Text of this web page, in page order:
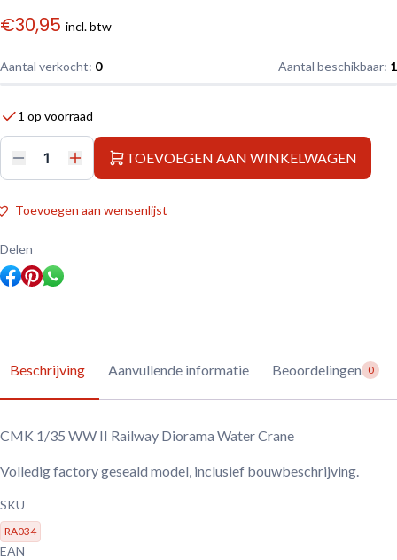
€30,95 incl. btw
Aantal verkocht: 0 Aantal beschikbaar: 1
1 op voorraad
CMK
1/35
II
Railway
Water
Crane
aantal
TOEVOEGEN AAN WINKELWAGEN
Toevoegen aan wensenlijst
Delen
Beschrijving Aanvullende informatie Beoordelingen 0
CMK 1/35 WW II Railway Diorama Water Crane
Volledig factory geseald model, inclusief bouwbeschrijving.
SKU
RA034
EAN